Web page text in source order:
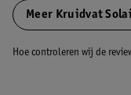
Meer Kruidvat
Hoe controleren wij de